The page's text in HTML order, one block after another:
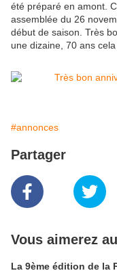
été préparé en amont.
assemblée du 26
début de saison. Très
une dizaine, 70 ans
#annonces
Partager
Vous aimerez
La 9ème édition de la